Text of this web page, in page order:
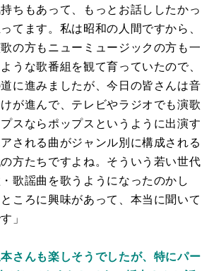
ちもあって、もっとお話ししたかっ
てます。私は昭和の人間ですから、
の方もニューミュージックの方も一
うな歌番組を観て育っていたので、
に進みましたが、今日の皆さんは音
が進んで、テレビやラジオでも演歌
スならポップスというように出演す
される曲がジャンル別に構成される
方たちですよね。そういう若い世代
歌謡曲を歌うようになったのかし
ころに興味があって、本当に聞いて
」
さんも楽しそうでしたが、特にパー